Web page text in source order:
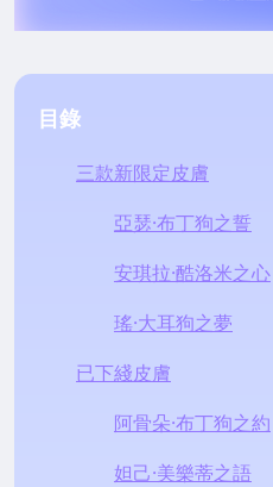
目錄
三款新限定皮膚
亞瑟·布丁狗之誓
安琪拉·酷洛米之心
瑤·大耳狗之夢
已下綫皮膚
阿骨朵·布丁狗之約
妲己·美樂蒂之語